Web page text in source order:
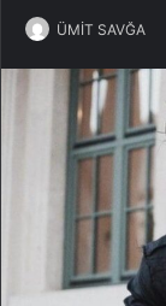
ÜMİT SAVĞA